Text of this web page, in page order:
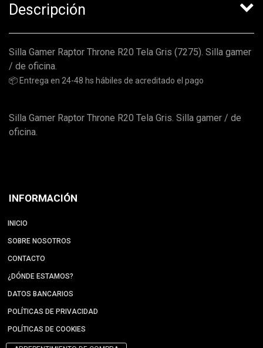
Descripción
Silla Gamer Raptor Throne R20 Tela Gris (7275). Silla gamer
/ de oficina.
📦 Entrega en 24-48 hs hábiles de acreditado el pago
Silla Gamer Raptor Throne R20 Tela Gris. Silla gamer / de
oficina.
INFORMACIÓN
INICIO
SOBRE NOSOTROS
CONTACTO
¿DÓNDE ESTAMOS?
DATOS BANCARIOS
POLÍTICAS DE PRIVACIDAD
POLÍTICAS DE COOKIES